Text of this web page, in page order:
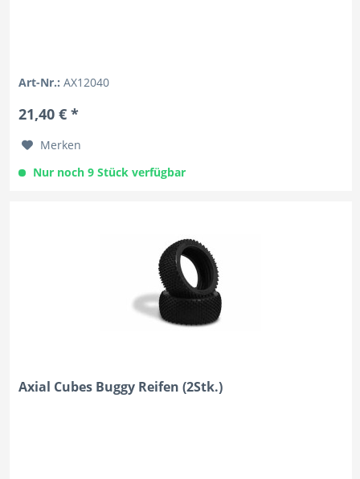
Art-Nr.:AX12040
21,40 € *
Merken
Nur noch 9 Stück verfügbar
Axial Cubes Buggy Reifen (2Stk.)